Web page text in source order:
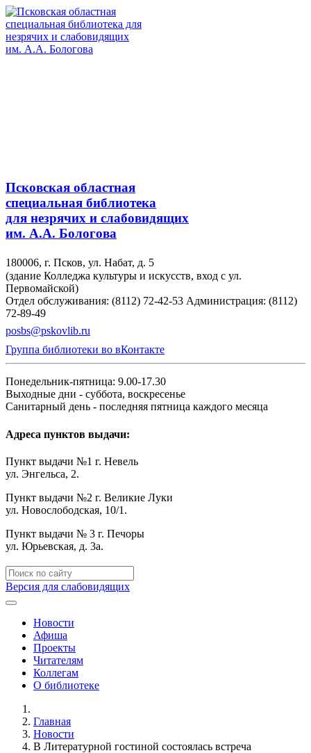
Псковская областная
специальная библиотека
для незрячих и слабовидящих
им. А.А. Бологова
180006, г. Псков, ул. Набат, д. 5
(здание Колледжа культуры и искусств, вход с ул.
Первомайской)
Отдел обслуживания: (8112) 72-42-53 Администрация: (8112)
72-89-49
posbs@pskovlib.ru
Группа библиотеки во вКонтакте
Понедельник-пятница: 9.00-17.30
Выходные дни - суббота, воскресенье
Санитарный день - последняя пятница каждого месяца
Адреса пунктов выдачи:
Пункт выдачи №1 г. Невель
ул. Энгельса, 2.
Пункт выдачи №2 г. Великие Луки
ул. Новослободская, 10/1.
Пункт выдачи № 3 г. Печоры
ул. Юрьевская, д. 3а.
Версия для слабовидящих
Новости
Афиша
Проекты
Читателям
Коллегам
О библиотеке
Главная
Новости
В Литературной гостиной состоялась встреча